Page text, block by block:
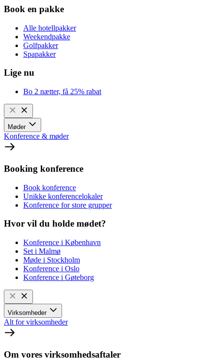
Book en pakke
Alle hotellpakker
Weekendpakke
Golfpakker
Spapakker
Lige nu
Bo 2 nætter, få 25% rabat
Møder
Konference & møder
Booking konference
Book konference
Unikke konferencelokaler
Konference for store grupper
Hvor vil du holde mødet?
Konference i København
Set i Malmø
Møde i Stockholm
Konference i Oslo
Konference i Gøteborg
Virksomheder
Alt for virksomheder
Om vores virksomhedsaftaler